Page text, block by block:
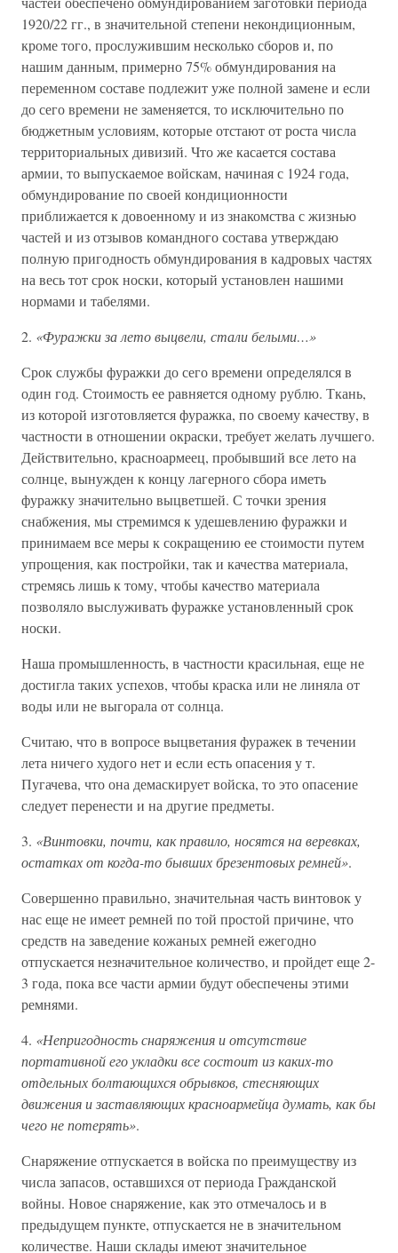
1920/22 гг., в значительной степени некондиционным,
кроме того, прослужившим несколько сборов и, по
нашим данным, примерно 75% обмундирования на
переменном составе подлежит уже полной замене и если
до сего времени не заменяется, то исключительно по
бюджетным условиям, которые отстают от роста числа
территориальных дивизий. Что же касается состава
армии, то выпускаемое войскам, начиная с 1924 года,
обмундирование по своей кондиционности
приближается к довоенному и из знакомства с жизнью
частей и из отзывов командного состава утверждаю
полную пригодность обмундирования в кадровых частях
на весь тот срок носки, который установлен нашими
нормами и табелями.
2. «Фуражки за лето выцвели, стали белыми…»
Срок службы фуражки до сего времени определялся в
один год. Стоимость ее равняется одному рублю. Ткань,
из которой изготовляется фуражка, по своему качеству, в
частности в отношении окраски, требует желать лучшего.
Действительно, красноармеец, пробывший все лето на
солнце, вынужден к концу лагерного сбора иметь
фуражку значительно выцветшей. С точки зрения
снабжения, мы стремимся к удешевлению фуражки и
принимаем все меры к сокращению ее стоимости путем
упрощения, как постройки, так и качества материала,
стремясь лишь к тому, чтобы качество материала
позволяло выслуживать фуражке установленный срок
носки.
Наша промышленность, в частности красильная, еще не
достигла таких успехов, чтобы краска или не линяла от
воды или не выгорала от солнца.
Считаю, что в вопросе выцветания фуражек в течении
лета ничего худого нет и если есть опасения у т.
Пугачева, что она демаскирует войска, то это опасение
следует перенести и на другие предметы.
3. «Винтовки, почти, как правило, носятся на веревках,
остатках от когда-то бывших брезентовых ремней».
Совершенно правильно, значительная часть винтовок у
нас еще не имеет ремней по той простой причине, что
средств на заведение кожаных ремней ежегодно
отпускается незначительное количество, и пройдет еще 2-
3 года, пока все части армии будут обеспечены этими
ремнями.
4. «Непригодность снаряжения и отсутствие
портативной его укладки все состоит из каких-то
отдельных болтающихся обрывков, стесняющих
движения и заставляющих красноармейца думать, как бы
чего не потерять».
Снаряжение отпускается в войска по преимуществу из
числа запасов, оставшихся от периода Гражданской
войны. Новое снаряжение, как это отмечалось и в
предыдущем пункте, отпускается не в значительном
количестве. Наши склады имеют значительное